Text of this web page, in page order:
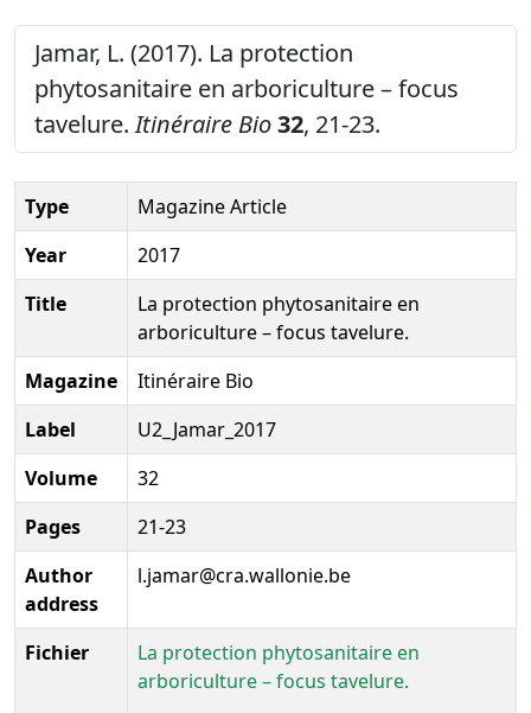
Jamar, L. (2017). La protection
phytosanitaire en arboriculture – focus
tavelure.Itinéraire Bio32, 21-23.
Type
Magazine Article
Year
2017
Title
La protection phytosanitaire en
arboriculture – focus tavelure.
Magazine
Itinéraire Bio
Label
U2_Jamar_2017
Volume
32
Pages
21-23
Author
address
l.jamar@cra.wallonie.be
Fichier
La protection phytosanitaire en
arboriculture – focus tavelure.